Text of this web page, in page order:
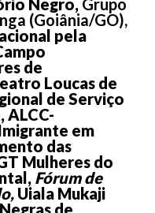
(Goiânia/GO),
pela
de
Loucas de
de Serviço
ALCC-
em
das
Mulheres do
Fórum de
Uiala Mukaji
de